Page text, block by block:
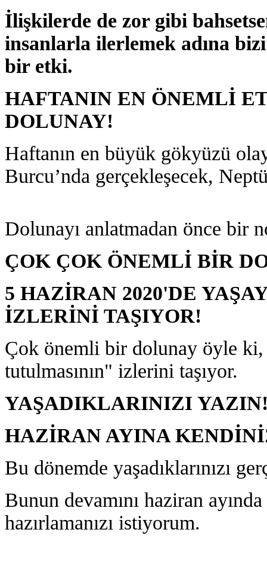
İlişkilerde de zor gibi
insanlarla ilerlemek adına
bir etki.
HAFTANIN EN ÖNEMLİ
DOLUNAY!
Haftanın en büyük gökyüzü
Burcu’nda gerçekleşecek,
Dolunayı anlatmadan önce bir
ÇOK ÇOK ÖNEMLİ BİR
5 HAZİRAN 2020'DE
İZLERİNİ TAŞIYOR!
Çok önemli bir dolunay öyle ki,
tutulmasının" izlerini taşıyor.
YAŞADIKLARINIZI
HAZİRAN AYINA
Bu dönemde yaşadıklarınızı
Bunun devamını haziran
hazırlamanızı istiyorum.